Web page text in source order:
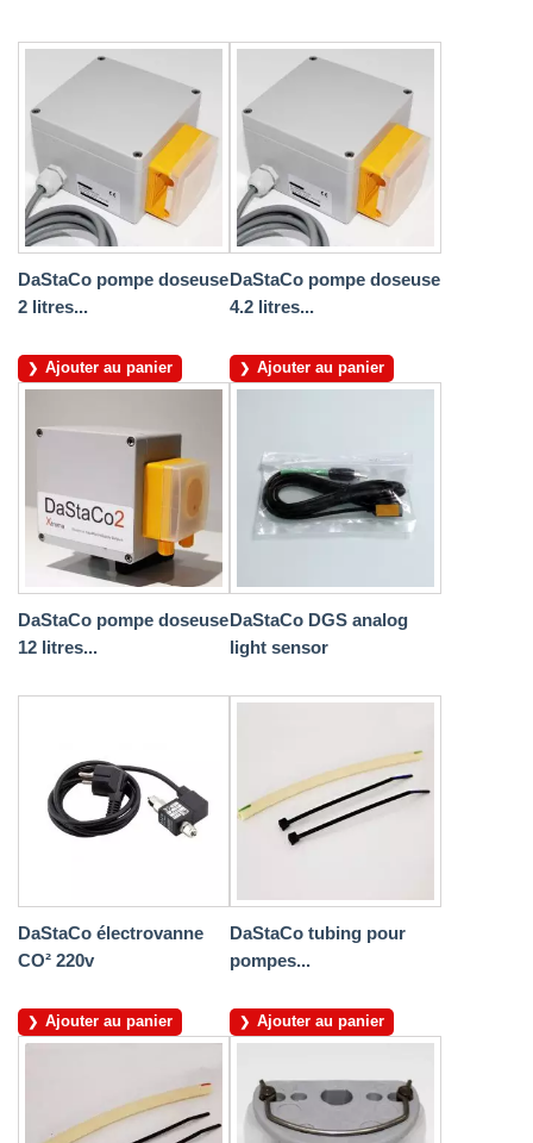
DaStaCo pompe doseuse
2 litres...
Ajouter au panier
DaStaCo pompe doseuse
4.2 litres...
Ajouter au panier
DaStaCo pompe doseuse
12 litres...
DaStaCo DGS analog
light sensor
DaStaCo électrovanne
CO² 220v
Ajouter au panier
DaStaCo tubing pour
pompes...
Ajouter au panier